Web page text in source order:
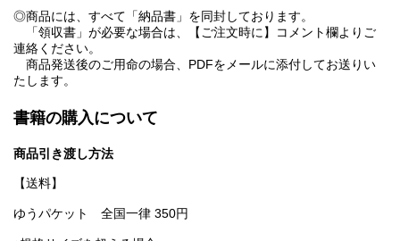
◎商品には、すべて「納品書」を同封しております。
「領収書」が必要な場合は、【ご注文時に】コメント欄よりご
連絡ください。
商品発送後のご用命の場合、PDFをメールに添付してお送りい
たします。
書籍の購入について
商品引き渡し方法
【送料】
ゆうパケット 全国一律 350円